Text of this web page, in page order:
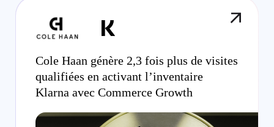
Cole Haan génère 2,3 fois plus de visites
qualifiées en activant l’inventaire
Klarna avec Commerce Growth